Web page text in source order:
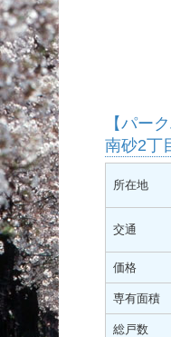
【パー
南砂2丁
所在地
交通
価格
専有面積
総戸数